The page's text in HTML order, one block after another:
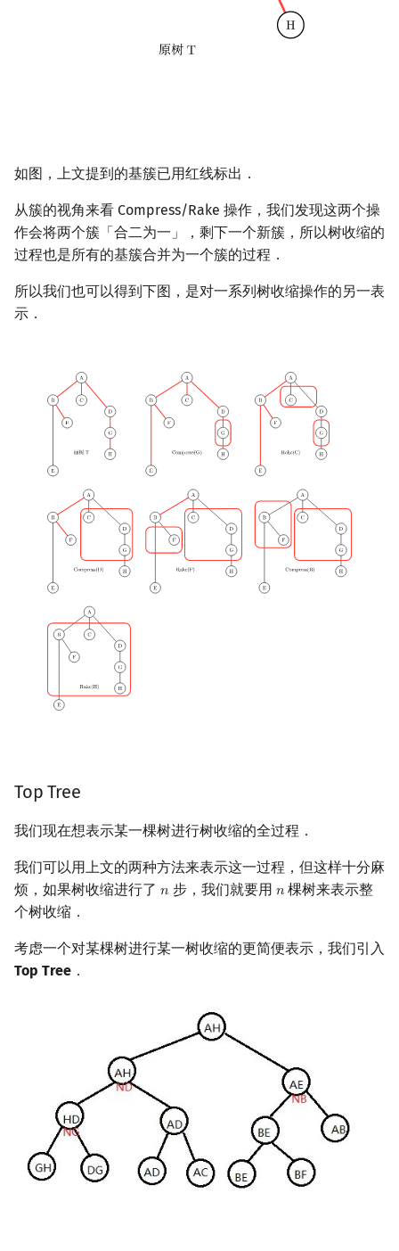
如图，上文提到的基簇已用红线标出．
从簇的视角来看 Compress/Rake 操作，我们发现这两个操
作会将两个簇「合二为一」，剩下一个新簇，所以树收缩的
过程也是所有的基簇合并为一个簇的过程．
所以我们也可以得到下图，是对一系列树收缩操作的另一表
示．
Top Tree
我们现在想表示某一棵树进行树收缩的全过程．
我们可以用上文的两种方法来表示这一过程，但这样十分麻
烦，如果树收缩进行了 𝑛
n 步，我们就要用 𝑛
n 棵树来表示整
个树收缩．
考虑一个对某棵树进行某一树收缩的更简便表示，我们引入
Top Tree ．